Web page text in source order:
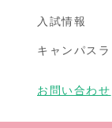
入試情報
キャンパスラ
お問い合わせ